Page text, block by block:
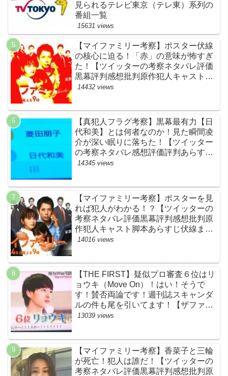
見られるテレビ東京（テレ東）系列の
番組一覧
15631 views
【マイファミリー考察】ポスター伏線
の核心に迫る！「赤」の意味が怖すぎ
た！【ツイッターの考察ネタバレ評価
黒幕評判感想批判原作犯人キャスト脚
本あらすじ伏線まとめ】
14432 views
【真犯人フラグ考察】黒幕最有力【日
代和美】とは何者なのか！見た瞬間凌
介が深い眠りに落ちた！【ツイッター
の考察ネタバレ感想評価評判あらすじ
原作犯人キャスト黒幕伏線まとめ】
14345 views
【マイファミリー考察】ポスターを見
れば犯人がわかる！？【ツイッターの
考察ネタバレ評価黒幕評判感想批判原
作犯人キャスト脚本あらすじ伏線まと
め】
14016 views
【THE FIRST】疑似プロ審査６位はリ
ョウキ（Move On）！はい！そうで
す！賛否両論です！週刊誌スキャンダ
ルの件も尾を引いてます！【ザファー
スト・ネットのネタバレ感想考察まと
13039 views
【マイファミリー考察】香菜子と三輪
が死亡！犯人は誰だ！【ツイッターの
考察ネタバレ評価黒幕評判感想批判原